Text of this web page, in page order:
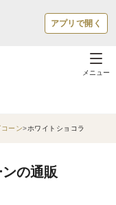
アプリで開く
メニュー
ーン ホワイトショコラ
の通販